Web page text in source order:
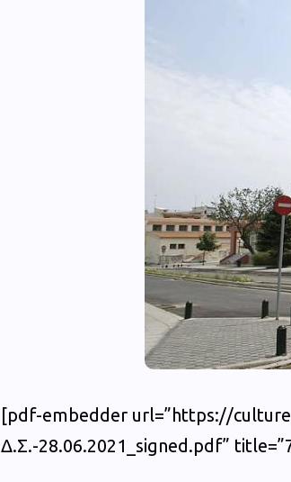
[pdf-embedder url=”https://
Δ.Σ.-28.06.2021_signed.pdf”